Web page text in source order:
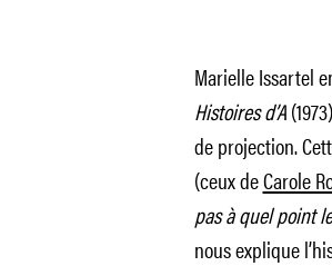
Marielle Issartel
Histoires d’A
de projection.
(ceux deCarole
pas à quel point
nous explique